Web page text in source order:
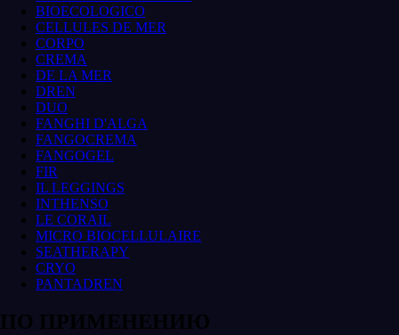
BIOECOLOGICO
CELLULES DE MER
CORPO
CREMA
DE LA MER
DREN
DUO
FANGHI D'ALGA
FANGOCREMA
FANGOGEL
FIR
IL LEGGINGS
INTHENSO
LE CORAIL
MICRO BIOCELLULAIRE
SEATHERAPY
CRYO
PANTADREN
ПО ПРИМЕНЕНИЮ